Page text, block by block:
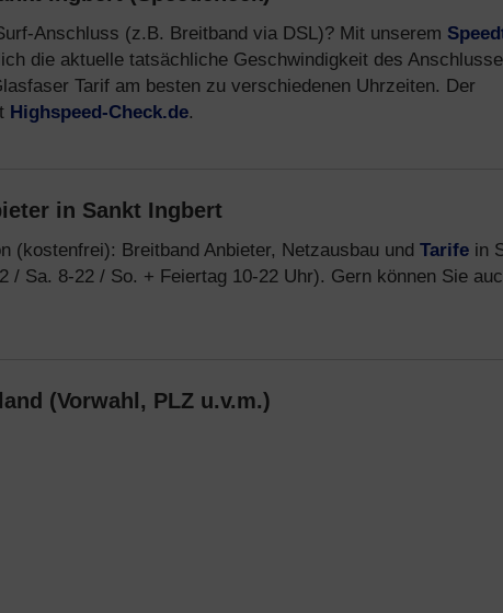
Anschluss (z.B. Breitband via DSL)? Mit unserem
die aktuelle tatsächliche Geschwindigkeit des
Tarif am besten zu verschiedenen Uhrzeiten. Der
Highspeed-Check.de.
in Sankt Ingbert
(kostenfrei): Breitband Anbieter, Netzausbau und Tarife in
/ Sa. 8-22 / So. + Feiertag 10-22 Uhr). Gern können Sie
(Vorwahl, PLZ u.v.m.)